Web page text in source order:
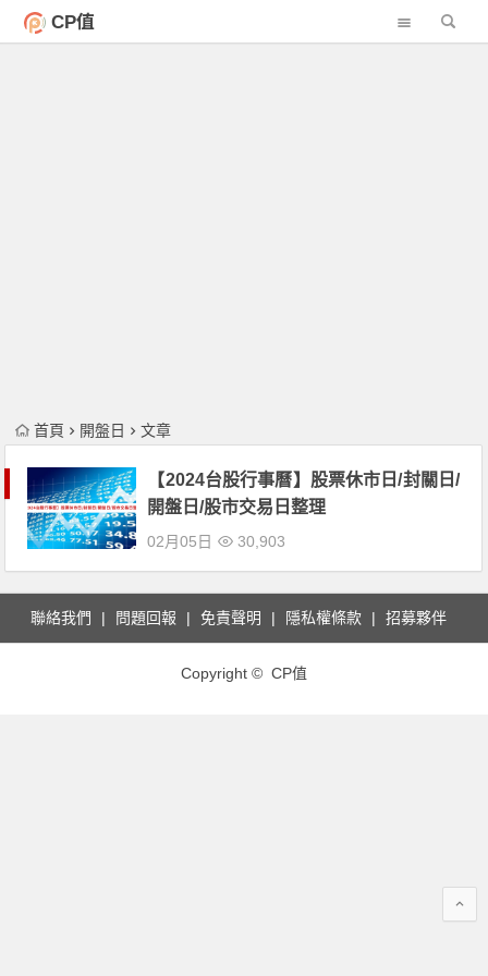
CP值
首頁 開盤日 文章
【2024台股行事曆】股票休市日/封關日/
開盤日/股市交易日整理
02月05日 30,903
聯絡我們 問題回報 免責聲明 隱私權條款 招募夥伴
Copyright © CP值